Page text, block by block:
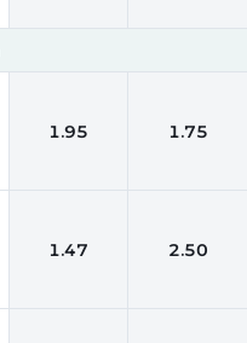
1.95 1.75
1.47 2.50